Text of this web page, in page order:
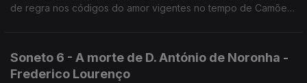
de regra nos códigos do amor vigentes no tempo de Camões;
Soneto 6 - A morte de D. António de Noronha -
Frederico Lourenço